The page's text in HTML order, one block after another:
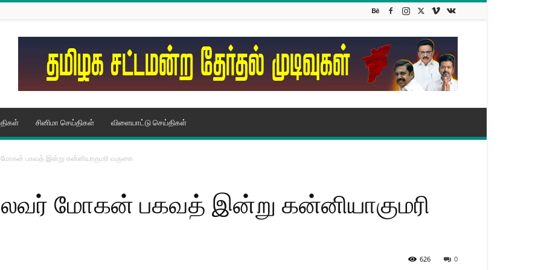
சினிமா செய்திகள் விளையாட்டு செய்திகள்
பகவத் இன்று கன்னியாகுமரி வருகை
மோகன் பகவத் இன்று கன்னியாகுமரி
0
626